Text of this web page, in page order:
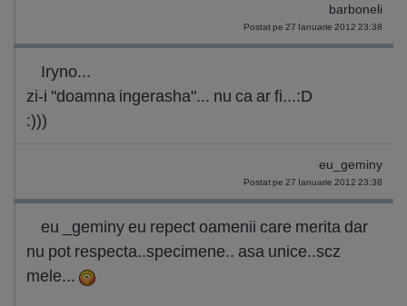
barboneli
Postat pe 27 Ianuarie 2012 23:38
Iryno...
zi-i "doamna ingerasha"... nu ca ar fi...:D
:)))
eu_geminy
Postat pe 27 Ianuarie 2012 23:38
eu _geminy eu repect oamenii care merita dar
nu pot respecta..specimene.. asa unice..scz
mele...